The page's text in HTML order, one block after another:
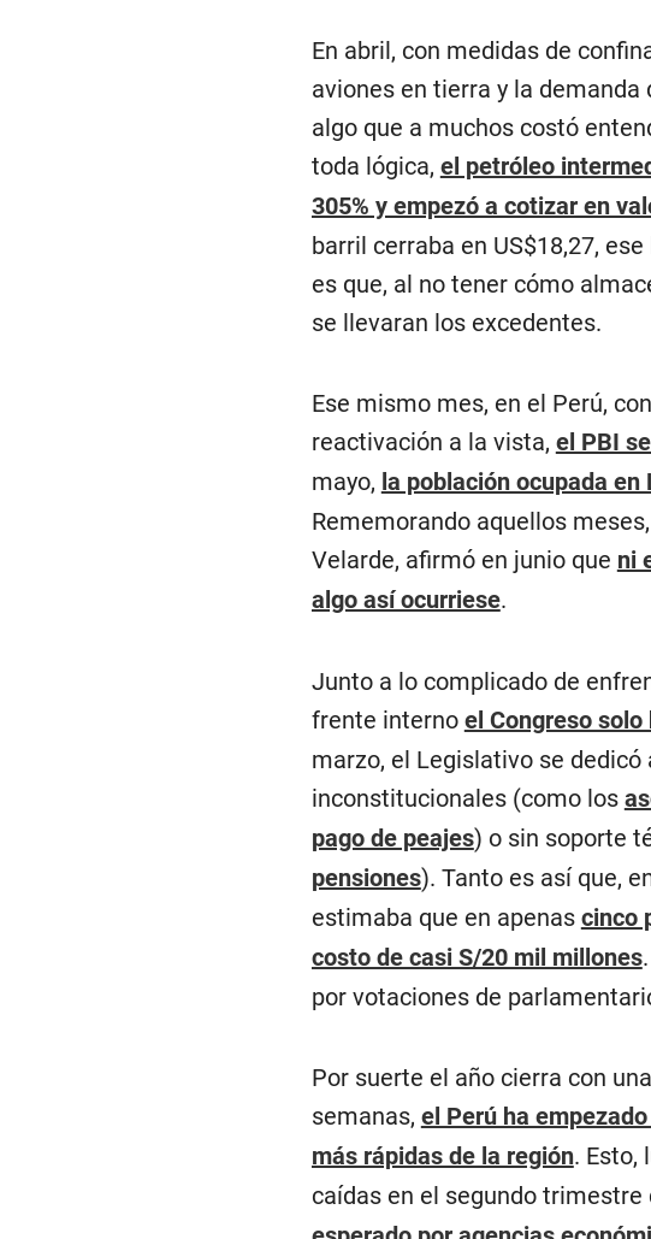
En abril, con medidas de
aviones en tierra y la
algo que a muchos costó
toda lógica, el petróleo
305% y empezó a cotizar en
barril cerraba en US$18,27,
es que, al no tener cómo
se llevaran los excedentes.
Ese mismo mes, en el Perú,
reactivación a la vista, el PBI
mayo, la población ocupada
Rememorando aquellos
Velarde, afirmó en junio que ni
algo así ocurriese.
Junto a lo complicado de
frente interno el Congreso
marzo, el Legislativo se
inconstitucionales (como los
pago de peajes) o sin soporte
pensiones). Tanto es así que,
estimaba que en apenas cinco
costo de casi S/20 mil millones
por votaciones de
Por suerte el año cierra con
semanas, el Perú ha
más rápidas de la región. Esto,
caídas en el segundo trimestre